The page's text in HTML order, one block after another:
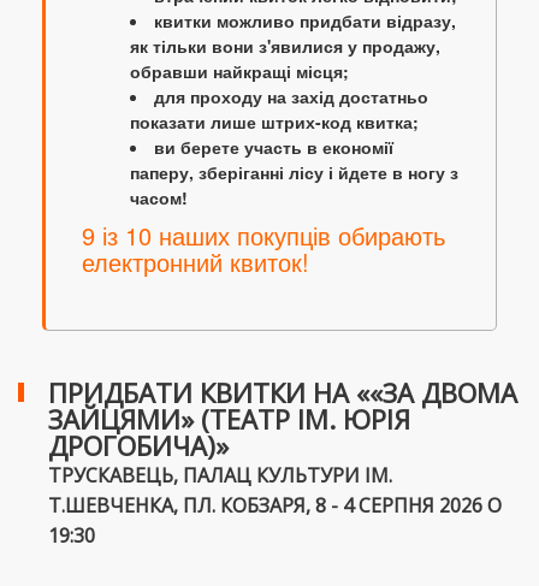
квитки можливо придбати відразу,
як тільки вони з'явилися у продажу,
обравши найкращі місця;
для проходу на захід достатньо
показати лише штрих-код квитка;
ви берете участь в економії
паперу, зберіганні лісу і йдете в ногу з
часом!
9 із 10 наших покупців обирають
електронний квиток!
ПРИДБАТИ КВИТКИ НА ««ЗА ДВОМА
ЗАЙЦЯМИ» (ТЕАТР ІМ. ЮРІЯ
ДРОГОБИЧА)»
ТРУСКАВЕЦЬ, ПАЛАЦ КУЛЬТУРИ ІМ.
Т.ШЕВЧЕНКА, ПЛ. КОБЗАРЯ, 8 - 4 СЕРПНЯ 2026 О
19:30